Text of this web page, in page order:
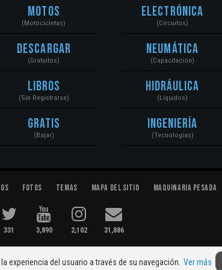
Motos
(Motocicletas)
Descargar
(Gratuitos)
Libros
(Sin Registrarse)
Gratis
(Bajar)
Electrónica
(Circuitos)
Neumática
(Capacitación)
Hidráulica
(Líquidos)
Ingeniería
(Tecnologías)
Fotos Temas Mapa del Sitio Maquinaria Pesada
331 3,890 2,102 31,886
|
experiencia del usuario a través de su navegación. Ver más